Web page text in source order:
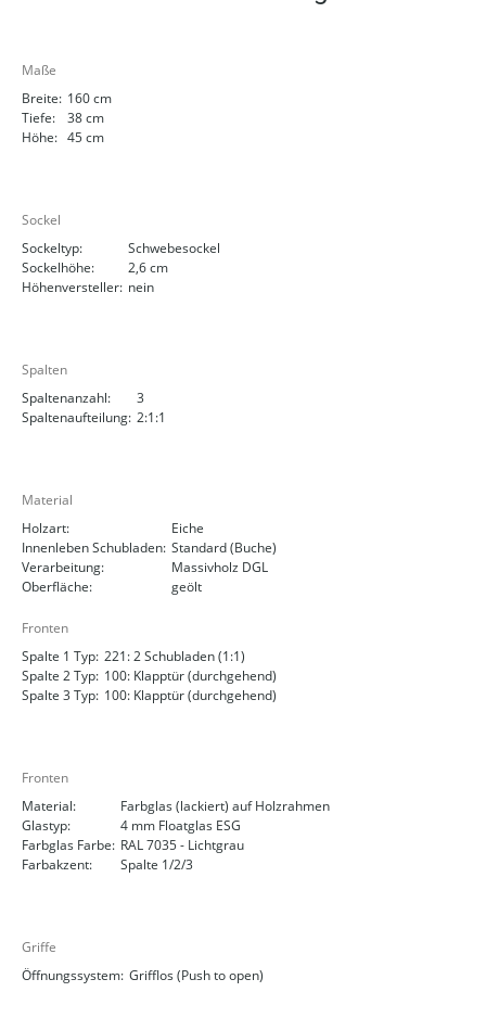
Maße
Breite: 160 cm
Tiefe:
38 cm
Höhe: 45 cm
Sockel
Sockeltyp:
Schwebesockel
Sockelhöhe:
2,6 cm
Höhenversteller: nein
Spalten
Spaltenanzahl:
3
Spaltenaufteilung: 2:1:1
Material
Holzart:
Eiche
Innenleben Schubladen: Standard (Buche)
Verarbeitung:
Massivholz DGL
Oberfläche:
geölt
Fronten
Spalte 1 Typ: 221: 2 Schubladen (1:1)
Spalte 2 Typ: 100: Klapptür (durchgehend)
Spalte 3 Typ: 100: Klapptür (durchgehend)
Fronten
Material:
Farbglas (lackiert) auf Holzrahmen
Glastyp:
4 mm Floatglas ESG
Farbglas Farbe: RAL 7035 - Lichtgrau
Farbakzent:
Spalte 1/2/3
Griffe
Öffnungssystem: Grifflos (Push to open)